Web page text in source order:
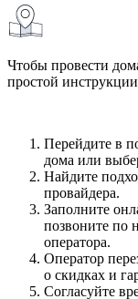
Чтобы провести
простой
Перейдите в
дома или
Найдите
провайдера.
Заполните
позвоните по
оператора.
Оператор
о скидках и
Согласуйте